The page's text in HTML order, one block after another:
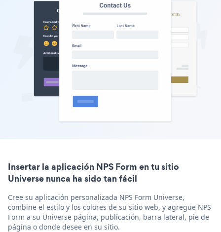
Insertar la aplicación NPS Form en tu sitio
Universe nunca ha sido tan fácil
Cree su aplicación personalizada NPS Form Universe,
combine el estilo y los colores de su sitio web, y agregue NPS
Form a su Universe página, publicación, barra lateral, pie de
página o donde desee en su sitio.